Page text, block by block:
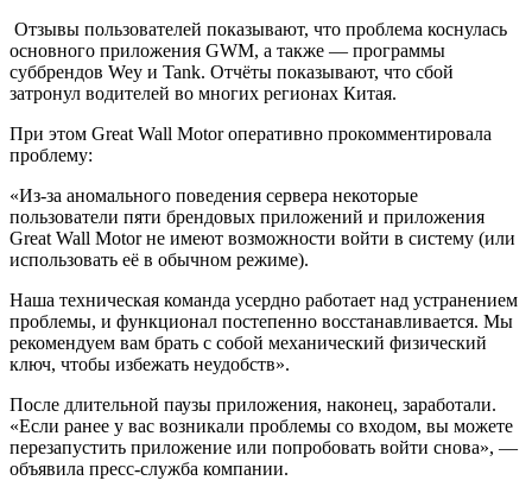
Отзывы пользователей показывают, что проблема коснулась
основного приложения GWM, а также — программы
суббрендов Wey и Tank. Отчёты показывают, что сбой
затронул водителей во многих регионах Китая.
При этом Great Wall Motor оперативно прокомментировала
проблему:
«Из-за аномального поведения сервера некоторые
пользователи пяти брендовых приложений и приложения
Great Wall Motor не имеют возможности войти в систему (или
использовать её в обычном режиме).
Наша техническая команда усердно работает над устранением
проблемы, и функционал постепенно восстанавливается. Мы
рекомендуем вам брать с собой механический физический
ключ, чтобы избежать неудобств».
После длительной паузы приложения, наконец, заработали.
«Если ранее у вас возникали проблемы со входом, вы можете
перезапустить приложение или попробовать войти снова», —
объявила пресс-служба компании.